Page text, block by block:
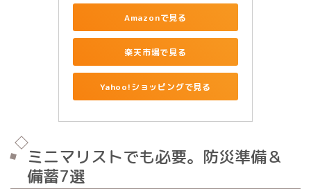
Amazonで見る
楽天市場で見る
Yahoo!ショッピングで見る
ミニマリストでも必要。防災準備＆
備蓄7選